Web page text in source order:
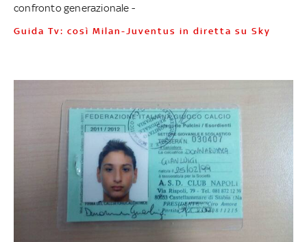
confronto generazionale -
Guida Tv: così Milan-Juventus in diretta su Sky